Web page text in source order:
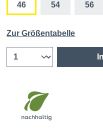
46 54 56
Zur Größentabelle